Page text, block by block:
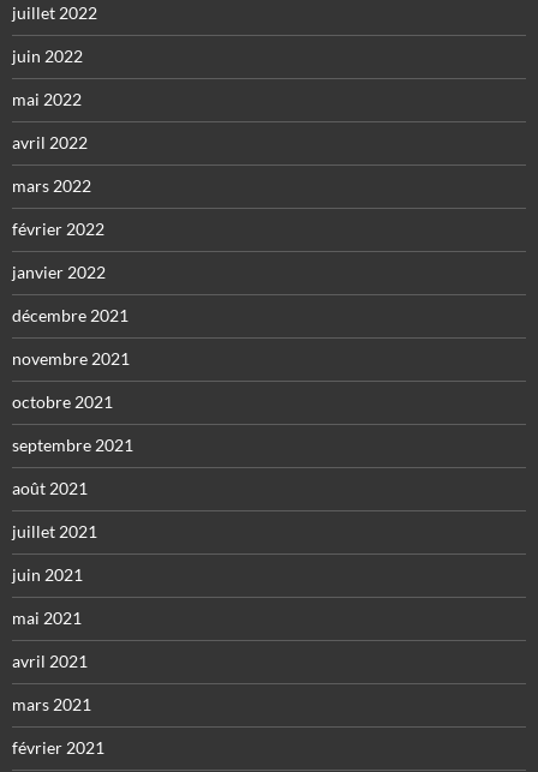
juillet 2022
juin 2022
mai 2022
avril 2022
mars 2022
février 2022
janvier 2022
décembre 2021
novembre 2021
octobre 2021
septembre 2021
août 2021
juillet 2021
juin 2021
mai 2021
avril 2021
mars 2021
février 2021